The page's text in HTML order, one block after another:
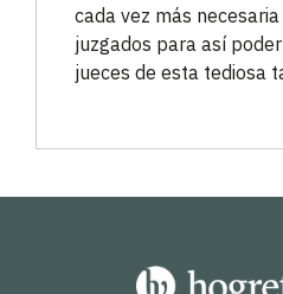
cada vez más
juzgados para así
jueces de esta tediosa